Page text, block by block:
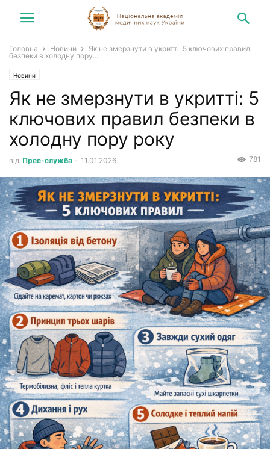
Головна Новини
Як не змерзнути в укритті: 5 ключових правил
безпеки в холодну пору...
Новини
Як не змерзнути в укритті: 5
ключових правил безпеки в
холодну пору року
від Прес-служба - 11.01.2026 781